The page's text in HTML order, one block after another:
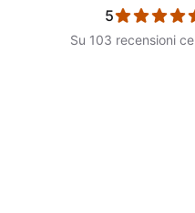
5
Su 103 recensioni